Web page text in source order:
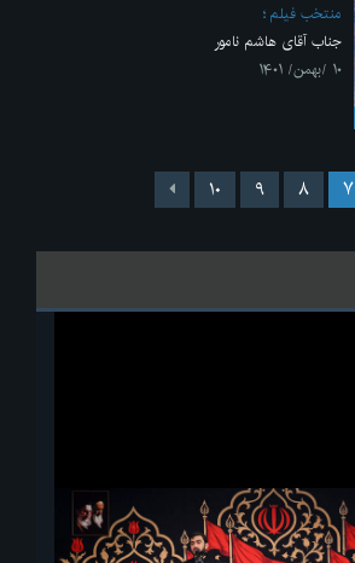
منتخب فیلم
جناب آقای هاشم نامور
۱۰ /بهمن/ ۱۴۰۱
۷ ۸ ۹ ۱۰